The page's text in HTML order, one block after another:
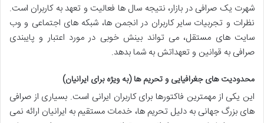
شهرت یک صرافی در بازار، نتیجه سال ها فعالیت و تعهد به کاربران است.
نظرات و تجربیات سایر کاربران در انجمن ها، شبکه های اجتماعی و وب
سایت های مستقل، می تواند بینش خوبی در مورد اعتبار و پایبندی
صرافی به قوانین و تعهداتش به شما بدهد.
محدودیت های جغرافیایی و تحریم ها (به ویژه برای ایرانیان)
این یکی از مهمترین فاکتورها برای کاربران ایرانی است. بسیاری از صرافی
های بزرگ جهانی به دلیل تحریم ها، خدمات مستقیم به ایرانیان ارائه نمی